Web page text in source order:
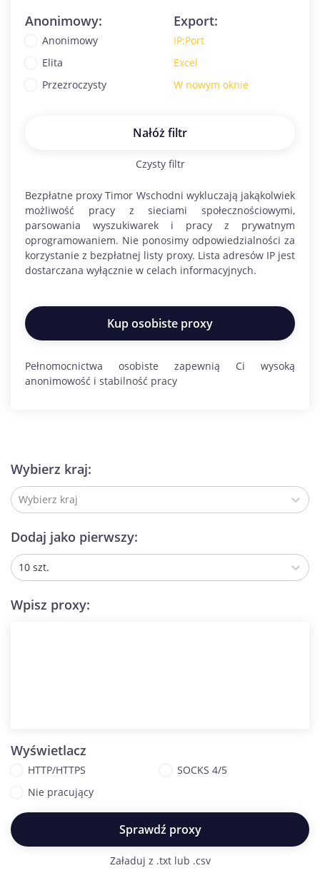
Anonimowy:
Anonimowy
Elita
Przezroczysty
Export:
IP:Port
Excel
W nowym oknie
Nałóż filtr
Czysty filtr
Bezpłatne proxy Timor Wschodni wykluczają jakąkolwiek
możliwość pracy z sieciami społecznościowymi,
parsowania wyszukiwarek i pracy z prywatnym
oprogramowaniem. Nie ponosimy odpowiedzialności za
korzystanie z bezpłatnej listy proxy. Lista adresów IP jest
dostarczana wyłącznie w celach informacyjnych.
Kup osobiste proxy
Pełnomocnictwa osobiste zapewnią Ci wysoką
anonimowość i stabilność pracy
Wybierz kraj:
Wybierz kraj
Dodaj jako pierwszy:
10 szt.
Wpisz proxy:
Wyświetlacz
HTTP/HTTPS
SOCKS 4/5
Nie pracujący
Sprawdź proxy
Załaduj z .txt lub .csv